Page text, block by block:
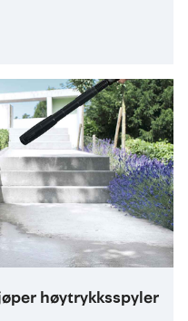
høytrykksspyler